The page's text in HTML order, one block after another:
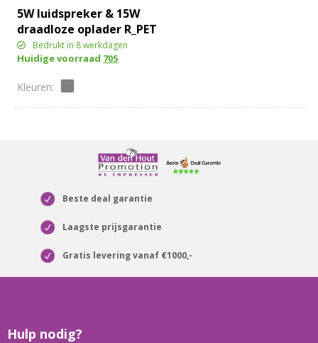
5W luidspreker & 15W
draadloze oplader R_PET
& bamboe
Bedrukt in 8 werkdagen
Huidige voorraad 705
Beste deal garantie
Laagste prijsgarantie
Gratis levering vanaf €1000,-
Hulp nodig?